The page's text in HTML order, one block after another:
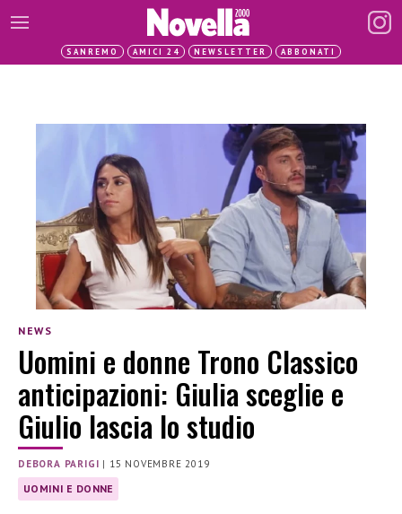
SANREMO AMICI 24 NEWSLETTER ABBONATI
NEWS
Uomini e donne Trono Classico
anticipazioni: Giulia sceglie e
Giulio lascia lo studio
DEBORA PARIGI | 15 NOVEMBRE 2019
UOMINI E DONNE